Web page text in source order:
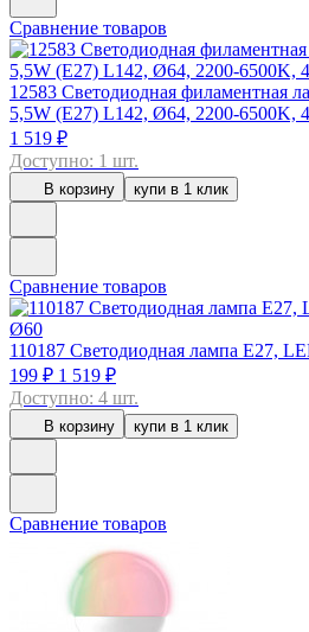
Сравнение товаров
12583 Светодиодная филаментная
5,5W (E27) L142, Ø64, 2200-6500K,
1 519 ₽
Доступно: 1 шт.
В корзину купи в 1 клик
Сравнение товаров
110187 Светодиодная лампа E27,
199 ₽ 1 519 ₽
Доступно: 4 шт.
В корзину купи в 1 клик
Сравнение товаров